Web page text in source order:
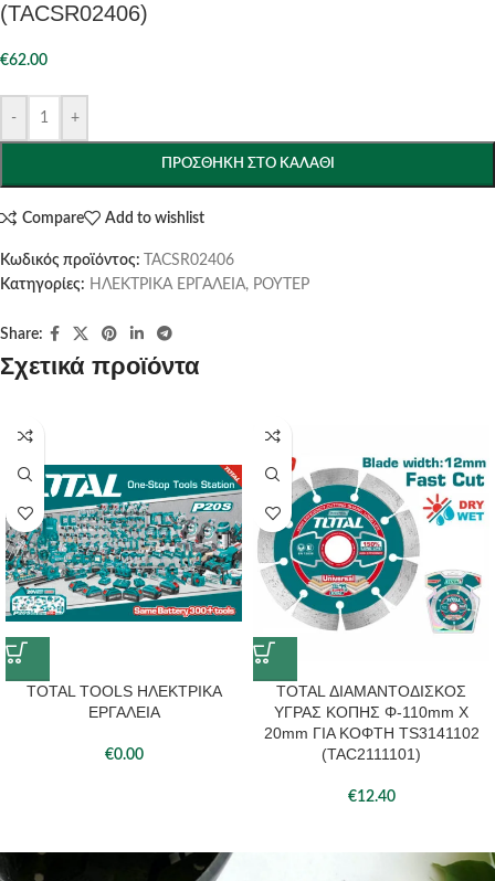
(TACSR02406)
€62.00
- +
ΠΡΟΣΘΉΚΗ ΣΤΟ ΚΑΛΆΘΙ
Compare Add to wishlist
Κωδικός προϊόντος:
TACSR02406
Κατηγορίες: ΗΛΕΚΤΡΙΚΑ ΕΡΓΑΛΕΙΑ, ΡΟΥΤΕΡ
Share:
Σχετικά προϊόντα
TOTAL TOOLS ΗΛΕΚΤΡΙΚΑ
ΕΡΓΑΛΕΙΑ
€0.00
TOTAL ΔΙΑΜΑΝΤΟΔΙΣΚΟΣ
ΥΓΡΑΣ ΚΟΠΗΣ Φ-110mm Χ
20mm ΓΙΑ ΚΟΦΤΗ TS3141102
(TAC2111101)
€12.40